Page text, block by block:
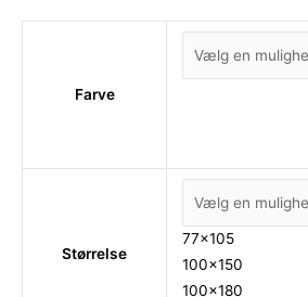
Farve
Størrelse
77x105
100x150
100x180